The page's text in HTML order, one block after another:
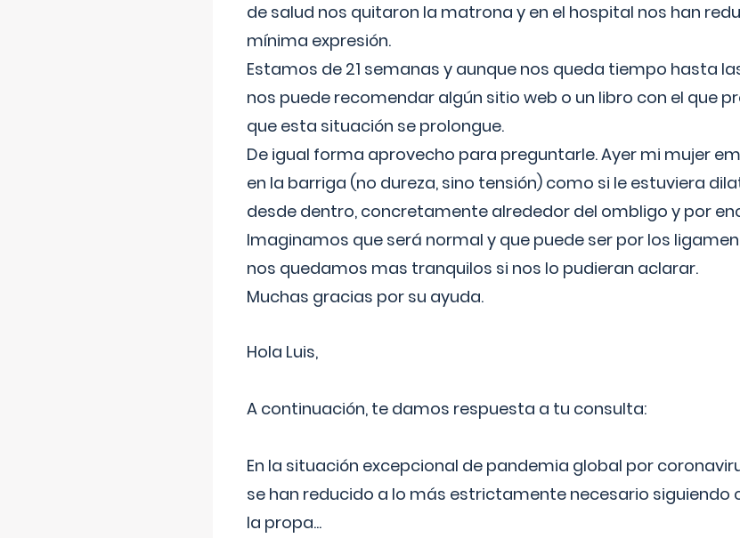
de salud nos quitaron la matrona y en el hospital nos han
mínima expresión.
Estamos de 21 semanas y aunque nos queda tiempo hasta
nos puede recomendar algún sitio web o un libro con el que
que esta situación se prolongue.
De igual forma aprovecho para preguntarle. Ayer mi mujer
en la barriga (no dureza, sino tensión) como si le estuviera
desde dentro, concretamente alrededor del ombligo y por
Imaginamos que será normal y que puede ser por los
nos quedamos mas tranquilos si nos lo pudieran aclarar.
Muchas gracias por su ayuda.
Hola Luis,
A continuación, te damos respuesta a tu consulta:
En la situación excepcional de pandemia global por
se han reducido a lo más estrictamente necesario siguiendo
la propa...